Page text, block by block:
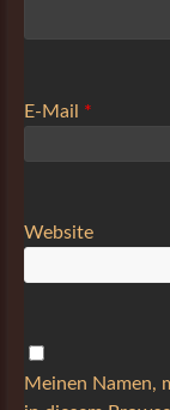
E-Mail *
Website
Meinen Namen,